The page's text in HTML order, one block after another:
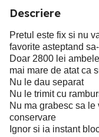
Descriere
Pretul este fix si nu
favorite asteptand
Doar 2800 lei
mai mare de atat ca
Nu le dau separat
Nu le trimit cu
Nu ma grabesc sa
conservare
Ignor si ia instant